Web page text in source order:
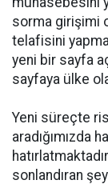
sorma girişimi
telafisini
yeni bir sayfa
sayfaya ülke
Yeni süreçte
aradığımızda
sonlandıran